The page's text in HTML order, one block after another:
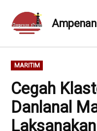
content
POSTED
IN
MARITIM
Cegah
Danlanal